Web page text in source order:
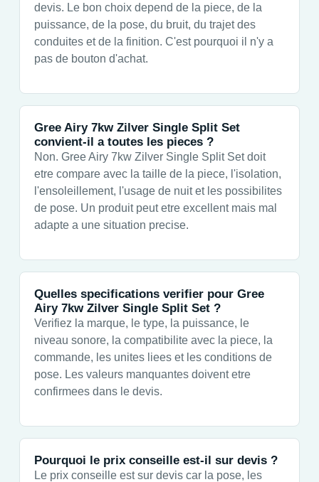
devis. Le bon choix depend de la piece, de la
puissance, de la pose, du bruit, du trajet des
conduites et de la finition. C'est pourquoi il n'y a
pas de bouton d'achat.
Gree Airy 7kw Zilver Single Split Set
convient-il a toutes les pieces ?
Non. Gree Airy 7kw Zilver Single Split Set doit
etre compare avec la taille de la piece, l'isolation,
l'ensoleillement, l'usage de nuit et les possibilites
de pose. Un produit peut etre excellent mais mal
adapte a une situation precise.
Quelles specifications verifier pour Gree
Airy 7kw Zilver Single Split Set ?
Verifiez la marque, le type, la puissance, le
niveau sonore, la compatibilite avec la piece, la
commande, les unites liees et les conditions de
pose. Les valeurs manquantes doivent etre
confirmees dans le devis.
Pourquoi le prix conseille est-il sur devis ?
Le prix conseille est sur devis car la pose, les